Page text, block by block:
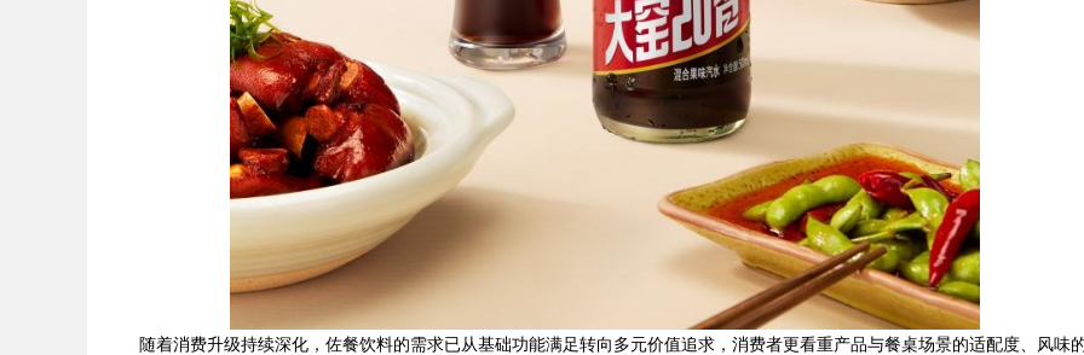
随着消费升级持续深化，佐餐饮料的需求已从基础功能满足转向多元价值追求，消费者更看重产品与餐桌场景的适配度、风味